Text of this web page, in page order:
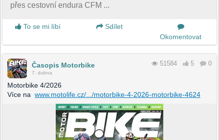
přes cestovní endura CFM ...
To se mi líbí
Sdílet
Okomentovat
Časopis Motorbike
7. dubna
51584 5 0
Motorbike 4/2026
Více na www.motolife.cz/.../motorbike-4-2026-motorbike-4624